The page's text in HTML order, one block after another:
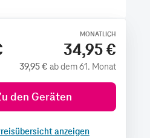
MONATLICH
34,95 €
39,95 € ab dem 61. Monat
den Geräten
anzeigen